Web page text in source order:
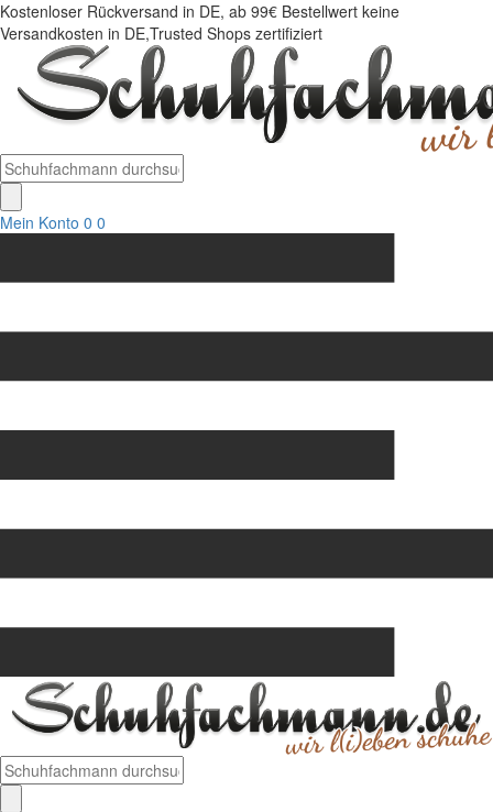
Kostenloser Rückversand in DE, ab 99€ Bestellwert keine
Versandkosten in DE,Trusted Shops zertifiziert
Mein Konto 0 0